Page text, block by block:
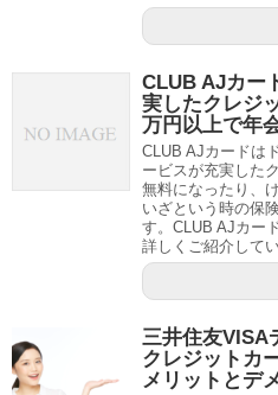
CLUB AJカー
実したクレジ
万円以上で年
CLUB AJカードは
ービスが充実した
無料になったり、
いざという時の保
す。CLUB AJカー
詳しくご紹介して
三井住友VISA
クレジットカ
メリットとデ